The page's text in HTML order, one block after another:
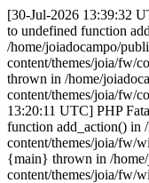
[30-Jul-2026 13:39:32
to undefined function
/home/joiadocampo/
content/themes/joia/fw/
thrown in /home/
content/themes/joia/fw/
13:20:11 UTC] PHP
function add_action() in
content/themes/joia/fw/
{main} thrown in /
content/themes/joia/fw/